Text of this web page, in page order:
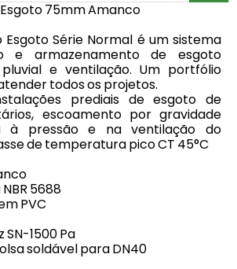
75mm Amanco
Esgoto Série Normal é um sistema
e armazenamento de esgoto
e ventilação. Um portfólio
todos os projetos.
prediais de esgoto de
escoamento por gravidade
à pressão e na ventilação do
de temperatura pico CT 45°C
5688
PVC
SN-1500 Pa
soldável para DN40